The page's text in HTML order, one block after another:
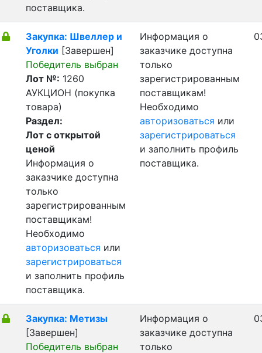
поставщика.
Закупка: Швеллер и
Уголки [Завершен]
Победитель выбран
Лот №: 1260
АУКЦИОН (покупка
товара)
Раздел:
Лот с открытой
ценой
Информация о
заказчике доступна
только
зарегистрированным
поставщикам!
Необходимо
авторизоваться или
зарегистрироваться
и заполнить профиль
поставщика.
Информация о
заказчике доступна
только
зарегистрированным
поставщикам!
Необходимо
авторизоваться или
зарегистрироваться
и заполнить профиль
поставщика.
Закупка: Метизы
[Завершен]
Победитель выбран
Информация о
заказчике доступна
только